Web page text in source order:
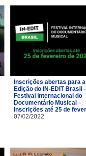
Inscrições abertas para a
Edição do IN-EDIT Brasil
Festival Internacional do
Documentário Musical –
Inscrições até 25 de
07/02/2022